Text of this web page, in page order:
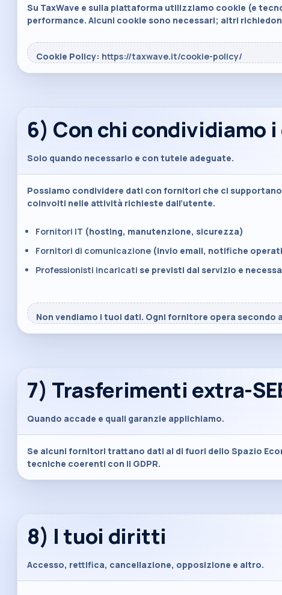
Su TaxWave e sulla piattaforma utilizziamo cookie (e
performance. Alcuni cookie sono necessari; altri
Cookie Policy: https://taxwave.it/cookie-policy/
6) Con chi condividiamo
Solo quando necessario e con tutele adeguate.
Possiamo condividere dati con fornitori che ci
coinvolti nelle attività richieste dall’utente.
Fornitori IT (hosting, manutenzione, sicurezza)
Fornitori di comunicazione (invio email, notifiche
Professionisti incaricati se previsti dal servizio e
Non vendiamo i tuoi dati. Ogni fornitore opera
7) Trasferimenti extra-
Quando accade e quali garanzie applichiamo.
Se alcuni fornitori trattano dati al di fuori dello Spazio
tecniche coerenti con il GDPR.
8) I tuoi diritti
Accesso, rettifica, cancellazione, opposizione e altro.